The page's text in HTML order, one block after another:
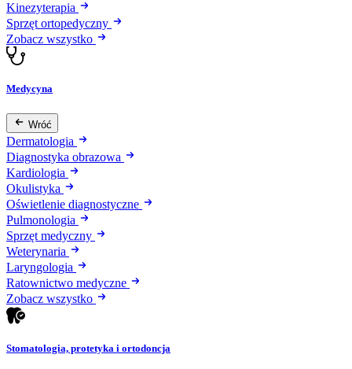
Kinezyterapia
Sprzęt ortopedyczny
Zobacz wszystko
Medycyna
Wróć
Dermatologia
Diagnostyka obrazowa
Kardiologia
Okulistyka
Oświetlenie diagnostyczne
Pulmonologia
Sprzęt medyczny
Weterynaria
Laryngologia
Ratownictwo medyczne
Zobacz wszystko
Stomatologia, protetyka i ortodoncja